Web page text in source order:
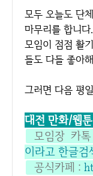
모두 오늘도 단
마무리를 합니
모임이 점점 활
들도 다들 좋아
그러면 다음 평
대전 만화/웹
모임장 카
이라고 한글검
공식카페 :